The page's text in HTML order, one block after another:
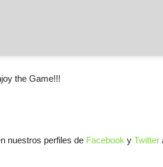
the Game!!!
nuestros perfiles de Facebook y Twitter